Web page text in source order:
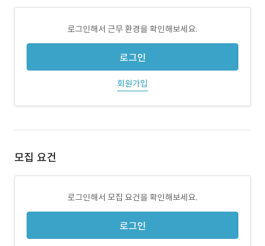
로그인해서 근무 환경을 확인해보세요.
로그인
회원가입
모집 요건
로그인해서 모집 요건을 확인해보세요.
로그인